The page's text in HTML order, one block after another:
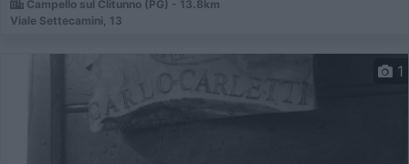
Campello sul Clitunno (PG) - 13.8km
Viale Settecamini, 13
1